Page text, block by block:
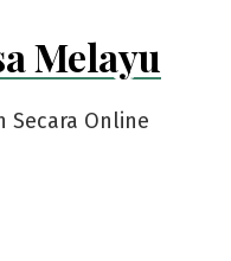
Melayu
Secara Online